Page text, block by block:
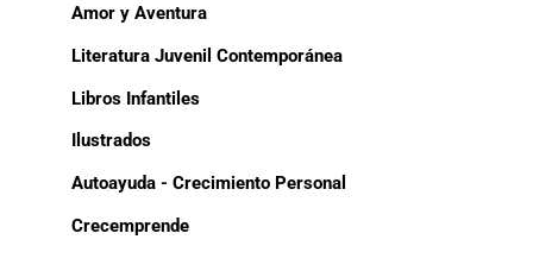
Amor y Aventura
Literatura Juvenil Contemporánea
Libros Infantiles
Ilustrados
Autoayuda - Crecimiento Personal
Crecemprende